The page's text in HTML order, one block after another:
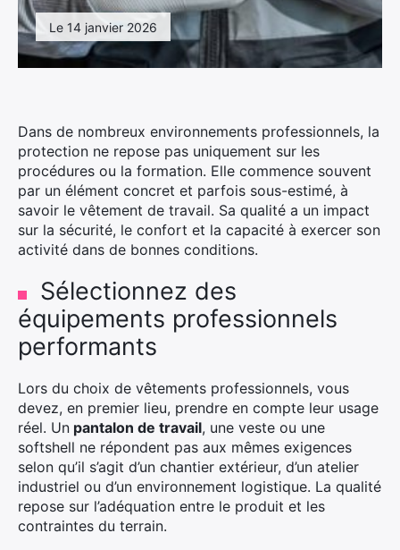
Le 14 janvier 2026
Dans de nombreux environnements professionnels, la
protection ne repose pas uniquement sur les
procédures ou la formation. Elle commence souvent
par un élément concret et parfois sous-estimé, à
savoir le vêtement de travail. Sa qualité a un impact
sur la sécurité, le confort et la capacité à exercer son
activité dans de bonnes conditions.
Sélectionnez des
équipements professionnels
performants
Lors du choix de vêtements professionnels, vous
devez, en premier lieu, prendre en compte leur usage
réel. Un pantalon de travail, une veste ou une
softshell ne répondent pas aux mêmes exigences
selon qu’il s’agit d’un chantier extérieur, d’un atelier
industriel ou d’un environnement logistique. La qualité
repose sur l’adéquation entre le produit et les
contraintes du terrain.